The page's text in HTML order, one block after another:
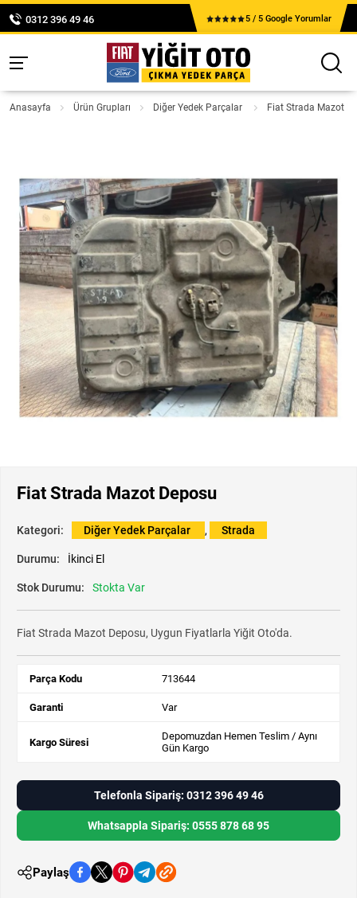
0312 396 49 46 5 / 5 Google Yorumlar
Anasayfa Ürün Grupları Diğer Yedek Parçalar Fiat Strada Mazot
Fiat Strada Mazot Deposu
Kategori: Diğer Yedek Parçalar , Strada
Durumu: İkinci El
Stok Durumu: Stokta Var
Fiat Strada Mazot Deposu, Uygun Fiyatlarla Yiğit Oto'da.
Parça Kodu 713644
Garanti Var
Kargo Süresi
Depomuzdan Hemen Teslim / Aynı
Gün Kargo
Telefonla Sipariş: 0312 396 49 46
Whatsappla Sipariş: 0555 878 68 95
Paylaş